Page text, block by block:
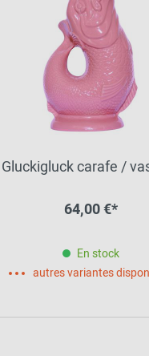
Gluckigluck
64,00 €*
En stock
autres variantes